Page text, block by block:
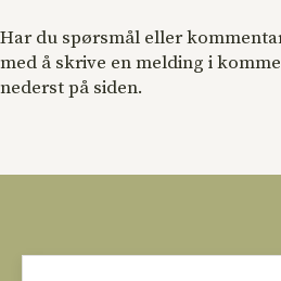
Har du spørsmål eller
med å skrive en melding i
nederst på siden.